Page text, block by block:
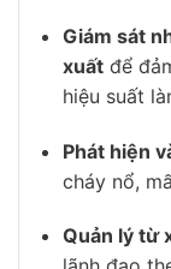
Giám sát
xuấtđể
hiệu suất
Phát hiện
cháy nổ,
Quản lý từ